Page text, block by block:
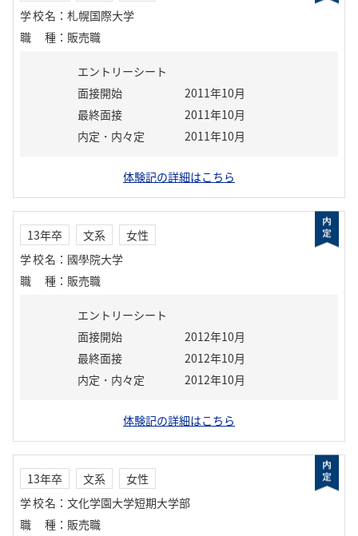
学校名 ： 札幌国際大学
職種 ： 販売職
エントリーシート
面接開始
2011年10月
最終面接
2011年10月
内定・内々定
2011年10月
体験記の詳細はこちら
13年卒 文系
女性
学校名 ： 國學院大学
職種 ： 販売職
エントリーシート
面接開始
2012年10月
最終面接
2012年10月
内定・内々定
2012年10月
体験記の詳細はこちら
13年卒 文系
女性
学校名 ： 文化学園大学短期大学部
職種 ： 販売職